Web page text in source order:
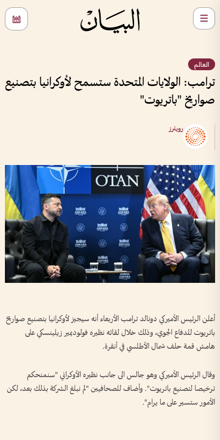
العالم
ترامب: الولايات المتحدة ستسمح لأوكرانيا بتصنيع
صواريخ "باتريوت"
رويترز
أعلن الرئيس الأميركي دونالد ترامب الأربعاء أنه سيجيز لأوكرانيا بتصنيع صواريخ
باتريوت للدفاع الجوي، وذلك خلال لقائه نظيره فولوديمير زيلينسكي على
هامش قمة حلف شمال الأطلسي في أنقرة.
وقال الرئيس الأميركي وهو جالس الى جانب نظيره الأوكراني "سنمنحكم
ترخيصا لتصنيع باتريوت". وأضاف للصحافيين "لم نبلغ الشركة بذلك بعد، لكن
الأمور ستسير على ما يرام".